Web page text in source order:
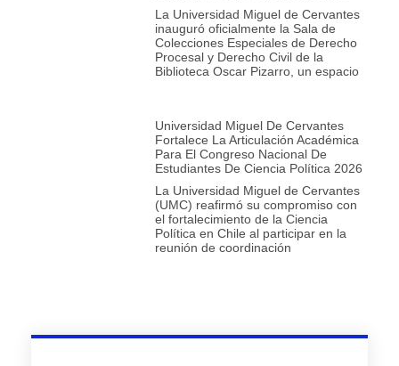
La Universidad Miguel de Cervantes
inauguró oficialmente la Sala de
Colecciones Especiales de Derecho
Procesal y Derecho Civil de la
Biblioteca Oscar Pizarro, un espacio
Universidad Miguel De Cervantes
Fortalece La Articulación Académica
Para El Congreso Nacional De
Estudiantes De Ciencia Política 2026
La Universidad Miguel de Cervantes
(UMC) reafirmó su compromiso con
el fortalecimiento de la Ciencia
Política en Chile al participar en la
reunión de coordinación